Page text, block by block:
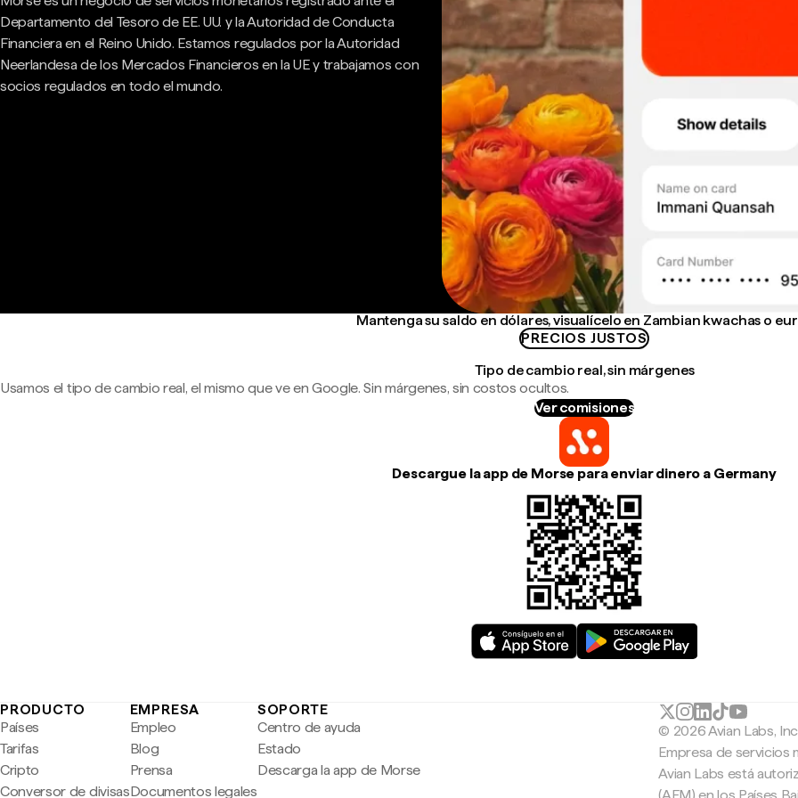
Departamento del Tesoro de EE. UU. y la Autoridad de Conducta
Financiera en el Reino Unido. Estamos regulados por la Autoridad
Neerlandesa de los Mercados Financieros en la UE y trabajamos con
socios regulados en todo el mundo.
Mantenga su saldo en dólares, visualícelo en Zambian kwachas o
PRECIOS JUSTOS
Tipo de cambio real, sin márgenes
Usamos el tipo de cambio real, el mismo que ve en Google. Sin márgenes, sin costos ocultos.
Ver comisiones
Descargue la app de Morse para enviar dinero a Germany
PRODUCTO
Países
Tarifas
Cripto
Conversor de divisas
EMPRESA
Empleo
Blog
Prensa
Documentos legales
SOPORTE
Centro de ayuda
Estado
Descarga la app de Morse
© 2026 Avian Labs, Inc
Empresa de servicios
Avian Labs está